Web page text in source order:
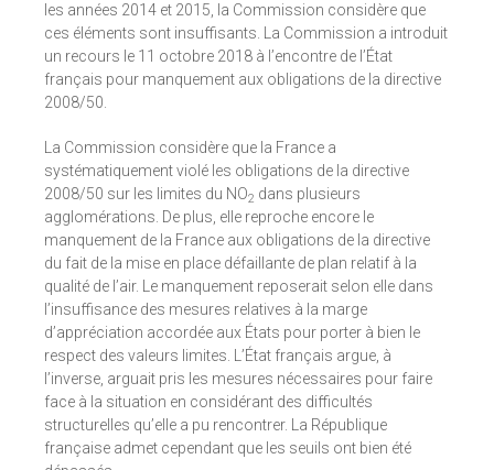
les années 2014 et 2015, la Commission considère que
ces éléments sont insuffisants. La Commission a introduit
un recours le 11 octobre 2018 à l’encontre de l’État
français pour manquement aux obligations de la directive
2008/50.
La Commission considère que la France a
systématiquement violé les obligations de la directive
2008/50 sur les limites du NO2 dans plusieurs
agglomérations. De plus, elle reproche encore le
manquement de la France aux obligations de la directive
du fait de la mise en place défaillante de plan relatif à la
qualité de l’air. Le manquement reposerait selon elle dans
l’insuffisance des mesures relatives à la marge
d’appréciation accordée aux États pour porter à bien le
respect des valeurs limites. L’État français argue, à
l’inverse, arguait pris les mesures nécessaires pour faire
face à la situation en considérant des difficultés
structurelles qu’elle a pu rencontrer. La République
française admet cependant que les seuils ont bien été